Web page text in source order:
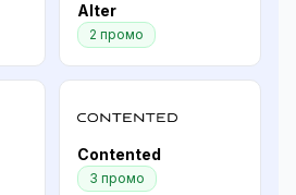
Alter
2 промо
Contented
3 промо